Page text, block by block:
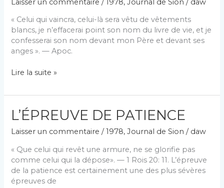
Laisser un commentaire /1978,Journal de Sion / daw
« Celui qui vaincra, celui-là sera vêtu de vêtements
blancs, je n’effacerai point son nom du livre de vie, et je
confesserai son nom devant mon Père et devant ses
anges ». — Apoc.
GARDONS
VÊTEMENTS
Lire la suite »
L’ÉPREUVE DE PATIENCE
Laisser un commentaire /1978,Journal de Sion / daw
« Que celui qui revêt une armure, ne se glorifie pas
comme celui qui la dépose». — 1 Rois 20: 11. L’épreuve
de la patience est certainement une des plus sévères
épreuves de